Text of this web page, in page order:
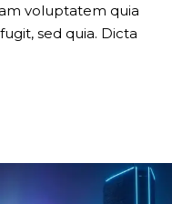
voluptatem quia
sed quia. Dicta